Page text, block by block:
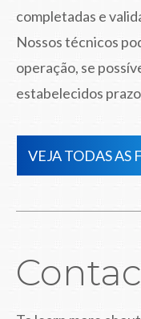
completadas e
Nossos técnicos
operação, se
estabelecidos
VEJA TODAS AS